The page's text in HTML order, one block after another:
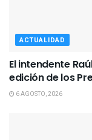
ACTUALIDAD
El intendente
edición de los
6 AGOSTO, 2026